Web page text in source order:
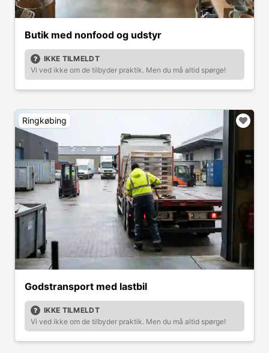
Butik med nonfood og udstyr
IKKE TILMELDT
Vi ved ikke om de tilbyder praktik. Men du må altid spørge!
Ringkøbing
Godstransport med lastbil
IKKE TILMELDT
Vi ved ikke om de tilbyder praktik. Men du må altid spørge!